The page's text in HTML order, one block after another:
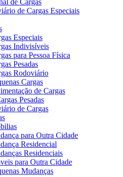
de Cargas
de Cargas Especiais
Especiais
Indivisíveis
para Pessoa Física
Pesadas
Rodoviário
Cargas
de Cargas
Pesadas
de Cargas
para Outra Cidade
Residencial
Residenciais
para Outra Cidade
Mudanças